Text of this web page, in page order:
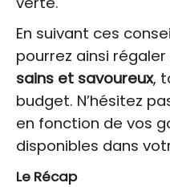
En suivant ces
pourrez ainsi
sains et savoureux,
budget. N’hésitez
en fonction de vos
disponibles dans
Le Récap